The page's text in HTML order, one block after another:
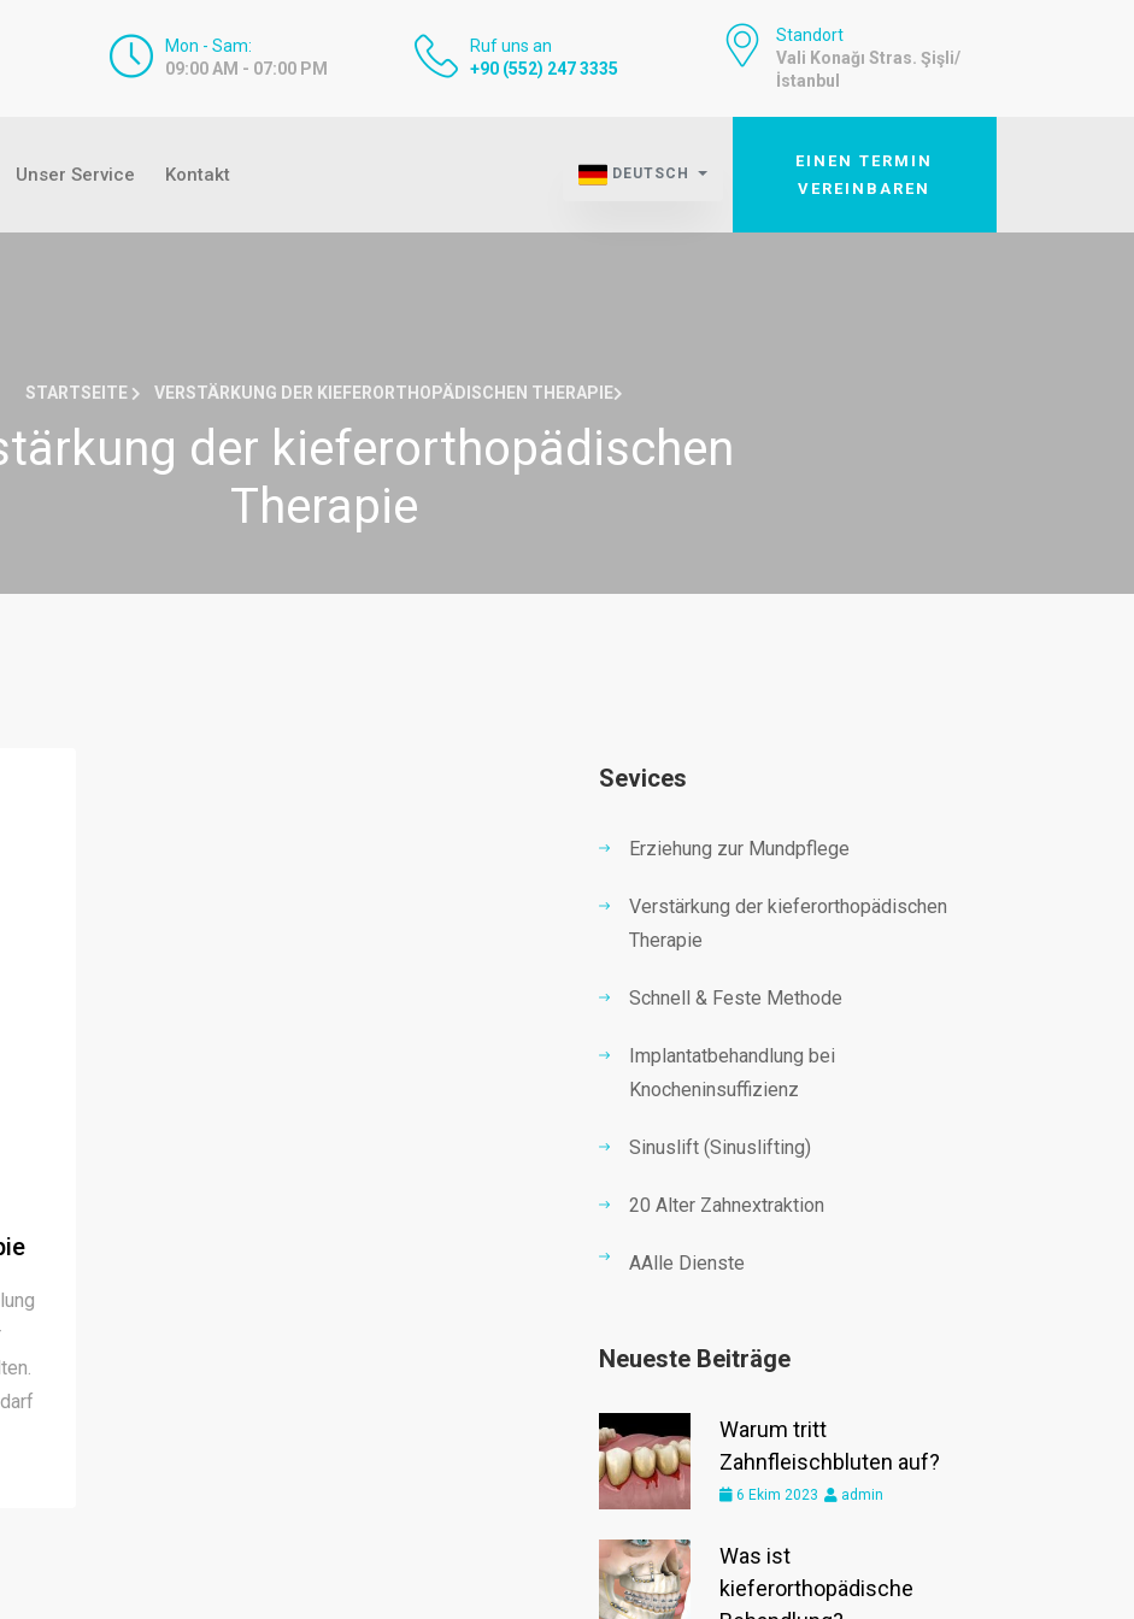
Mon - Sam:
09:00 AM - 07:00 PM
Ruf uns an
+90 (552) 247 3335
Standort
Vali Konağı Stras. Şişli/
İstanbul
EINEN TERMIN
VEREINBAREN
Unser Service Kontakt DEUTSCH
STARTSEITE VERSTÄRKUNG DER KIEFERORTHOPÄDISCHEN THERAPIE
der kieferorthopädischen
Therapie
Sevices
Erziehung zur Mundpflege
Verstärkung der kieferorthopädischen
Therapie
Schnell & Feste Methode
Implantatbehandlung bei
Knocheninsuffizienz
Sinuslift (Sinuslifting)
20 Alter Zahnextraktion
AAlle Dienste
Neueste Beiträge
Warum tritt
Zahnfleischbluten auf?
6 Ekim 2023 admin
Was ist
kieferorthopädische